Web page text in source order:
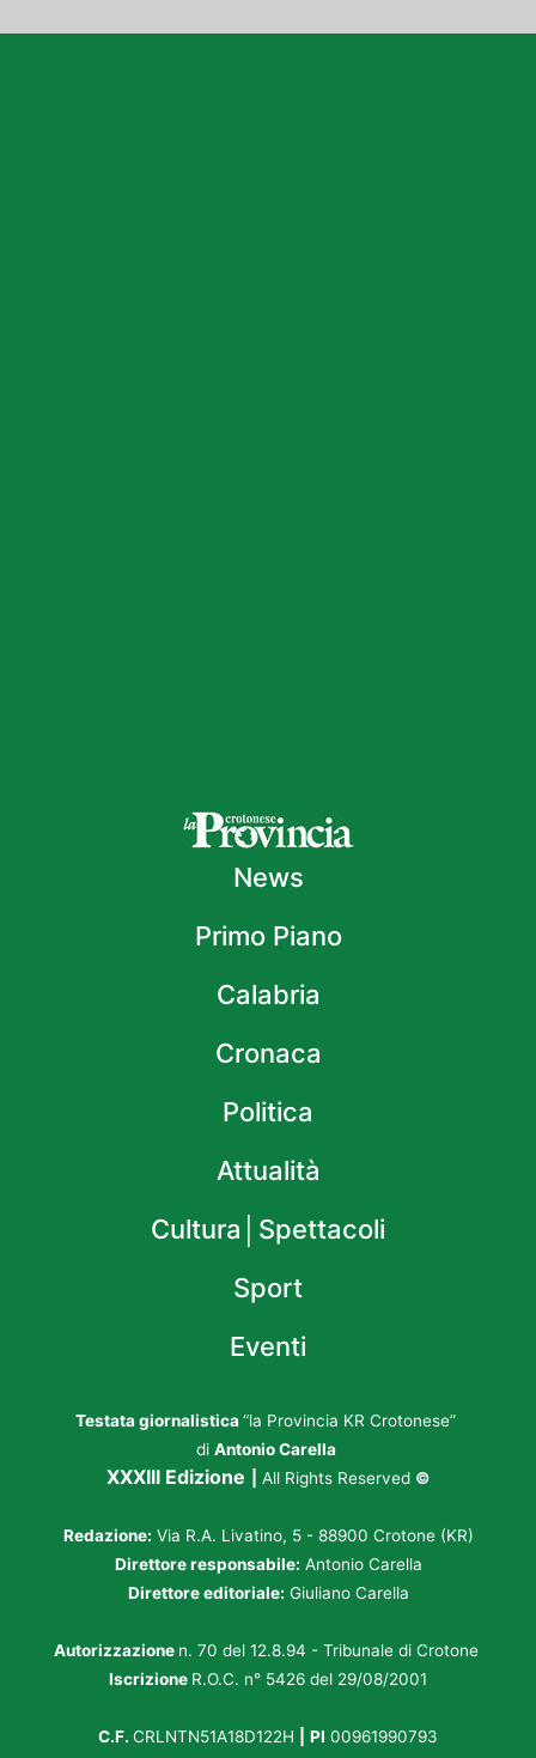
News
Primo Piano
Calabria
Cronaca
Politica
Attualità
Cultura│Spettacoli
Sport
Eventi
Testata giornalistica “la Provincia KR Crotonese”
di Antonio Carella
XXXIII Edizione All Rights Reserved ©
Redazione: Via R.A. Livatino, 5 - 88900 Crotone (KR)
Direttore responsabile: Antonio Carella
Direttore editoriale: Giuliano Carella
Autorizzazione n. 70 del 12.8.94 - Tribunale di Crotone
Iscrizione R.O.C. n° 5426 del 29/08/2001
C.F. CRLNTN51A18D122H PI 00961990793